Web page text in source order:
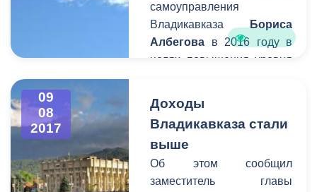
самоуправления
Владикавказа
Бориса
Албегова в 2016 году в
целях повышения уровня
профилактики различных
правонарушений, в
столице Северной Осетии
началась установка камер
уличного
09
08
2017
Доходы
Владикавказа стали
выше
Об этом сообщил
заместитель главы